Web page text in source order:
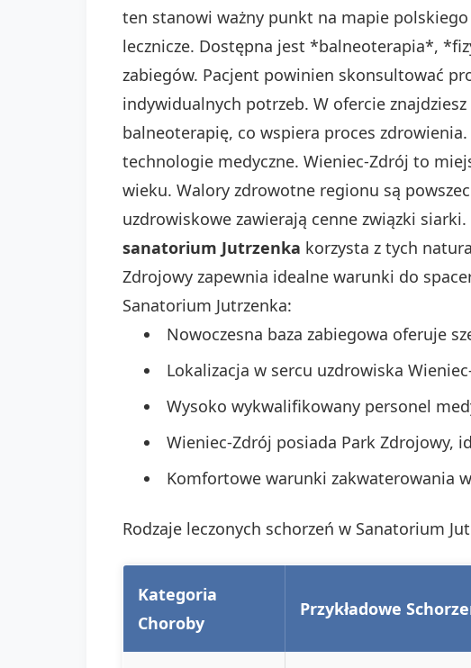
ten stanowi ważny punkt na mapie
lecznicze. Dostępna jest *balneoterapia*,
zabiegów. Pacjent powinien skonsultować
indywidualnych potrzeb. W ofercie
balneoterapię, co wspiera proces
technologie medyczne. Wieniec-Zdrój to
wieku. Walory zdrowotne regionu są
uzdrowiskowe zawierają cenne związki
sanatorium Jutrzenka korzysta z tych
Zdrojowy zapewnia idealne warunki do
Sanatorium Jutrzenka:
Nowoczesna baza zabiegowa oferuje
Lokalizacja w sercu uzdrowiska
Wysoko wykwalifikowany personel
Wieniec-Zdrój posiada Park Zdrojowy,
Komfortowe warunki zakwaterowania
Rodzaje leczonych schorzeń w Sanatorium
Kategoria
Choroby
Przykładowe